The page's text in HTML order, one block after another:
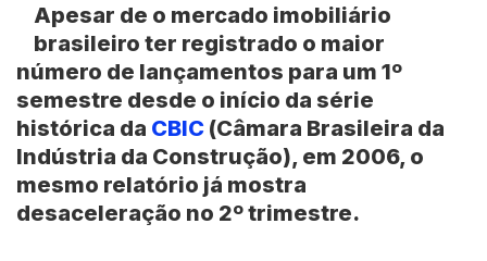
Apesar de o mercado imobiliário
brasileiro ter registrado o maior
número de lançamentos para um 1º
semestre desde o início da série
histórica da CBIC (Câmara Brasileira da
Indústria da Construção), em 2006, o
mesmo relatório já mostra
desaceleração no 2º trimestre.